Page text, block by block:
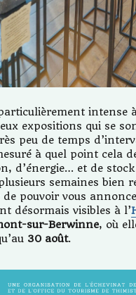
intense
expositions qui se
peu de temps
à quel point cela
d’énergie… et de
semaines bien
de pouvoir vous
désormais visibles à l’
sur-Berwinne, où
30 août.